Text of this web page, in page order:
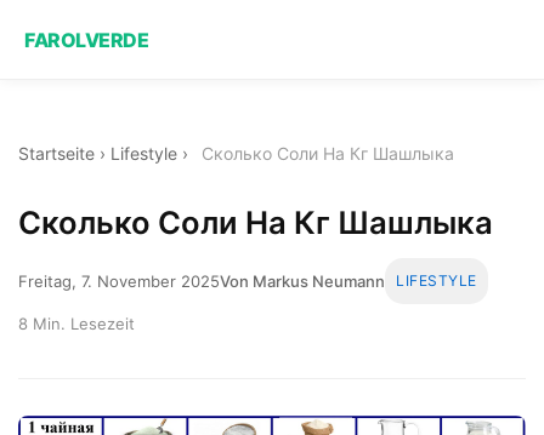
FAROLVERDE
Startseite › Lifestyle › Сколько Соли На Кг Шашлыка
Сколько Соли На Кг Шашлыка
Freitag, 7. November 2025Von Markus Neumann LIFESTYLE
8 Min. Lesezeit